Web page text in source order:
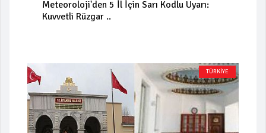
Meteoroloji'den 5 İl İçin Sarı Kodlu Uyarı:
Kuvvetli Rüzgar ..
TÜRKİYE